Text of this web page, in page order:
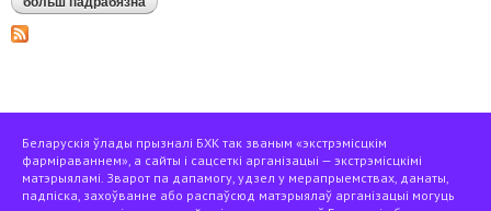
дзеянні пракуратуры па справах па наноў
Беларускія ўлады прызналі БХК так званым «экстрэмісцкім
фарміраваннем», а сайты і сацсеткі арганізацыі — экстрэмісцкімі
матэрыяламі. Зварот па дапамогу, удзел у мерапрыемствах, данаты,
падпіска, захоўванне або распаўсюд матэрыялаў арганізацыі могуць